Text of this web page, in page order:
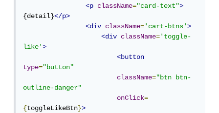
<p
className="card-text">
{detail}</p>
<div
className='cart-btns'>
<div
className='toggle-
like'>
<button
type="button"
className="btn btn-
outline-danger"
onClick=
{toggleLikeBtn}>